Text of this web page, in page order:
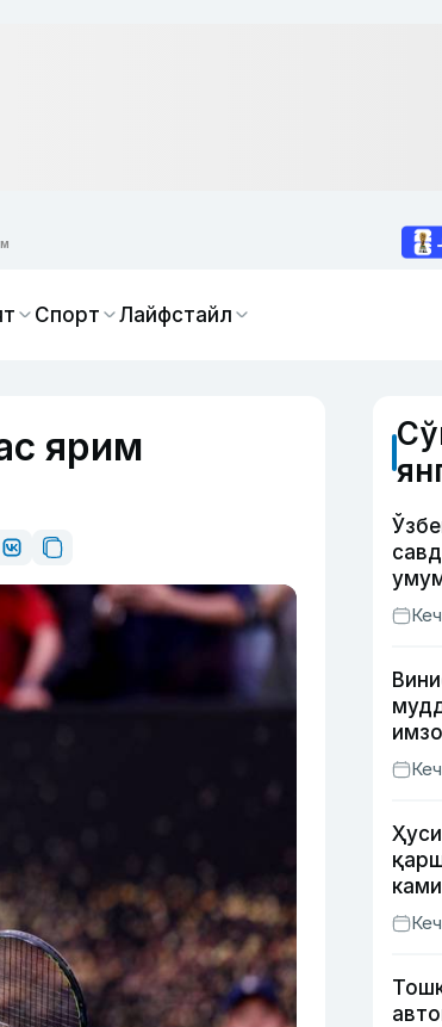
Спорт Лайфстайл
ярим